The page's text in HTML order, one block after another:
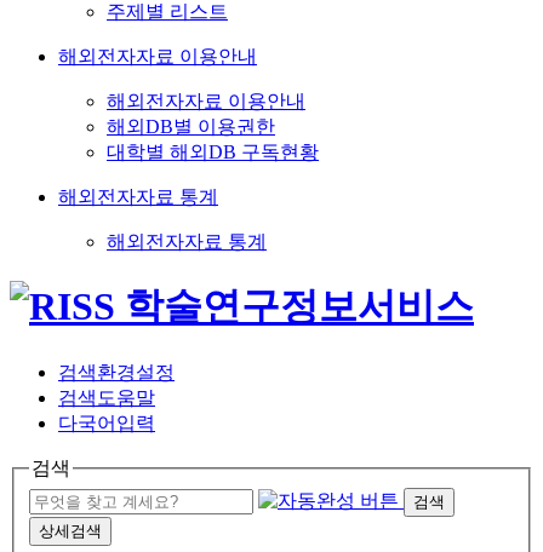
주제별 리스트
해외전자자료 이용안내
해외전자자료 이용안내
해외DB별 이용권한
대학별 해외DB 구독현황
해외전자자료 통계
해외전자자료 통계
검색환경설정
검색도움말
다국어입력
검색
검색
상세검색